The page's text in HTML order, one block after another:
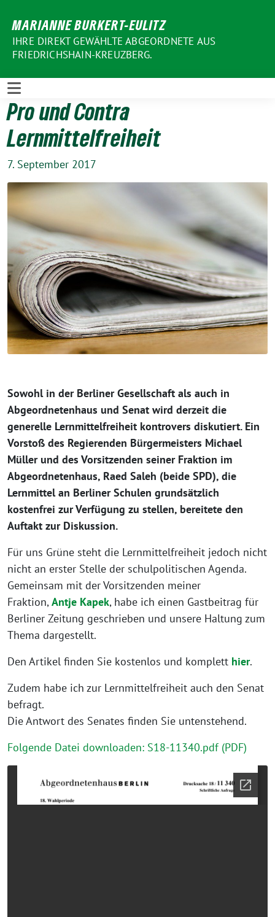
zum
Inhalt
MARIANNE BURKERT-EULITZ
IHRE DIREKT GEWÄHLTE ABGEORDNETE AUS
FRIEDRICHSHAIN-KREUZBERG.
Pro und Contra
Lernmittelfreiheit
7. September 2017
Sowohl in der Berliner Gesellschaft als auch in
Abgeordnetenhaus und Senat wird derzeit die
generelle Lernmittelfreiheit kontrovers diskutiert. Ein
Vorstoß des Regierenden Bürgermeisters Michael
Müller und des Vorsitzenden seiner Fraktion im
Abgeordnetenhaus, Raed Saleh (beide SPD), die
Lernmittel an Berliner Schulen grundsätzlich
kostenfrei zur Verfügung zu stellen, bereitete den
Auftakt zur Diskussion.
Für uns Grüne steht die Lernmittelfreiheit jedoch nicht
nicht an erster Stelle der schulpolitischen Agenda.
Gemeinsam mit der Vorsitzenden meiner
Fraktion,Antje Kapek, habe ich einen Gastbeitrag für
Berliner Zeitung geschrieben und unsere Haltung zum
Thema dargestellt.
Den Artikel finden Sie kostenlos und komplett hier.
Zudem habe ich zur Lernmittelfreiheit auch den Senat
befragt.
Die Antwort des Senates finden Sie untenstehend.
Folgende Datei downloaden: S18-11340.pdf (PDF)